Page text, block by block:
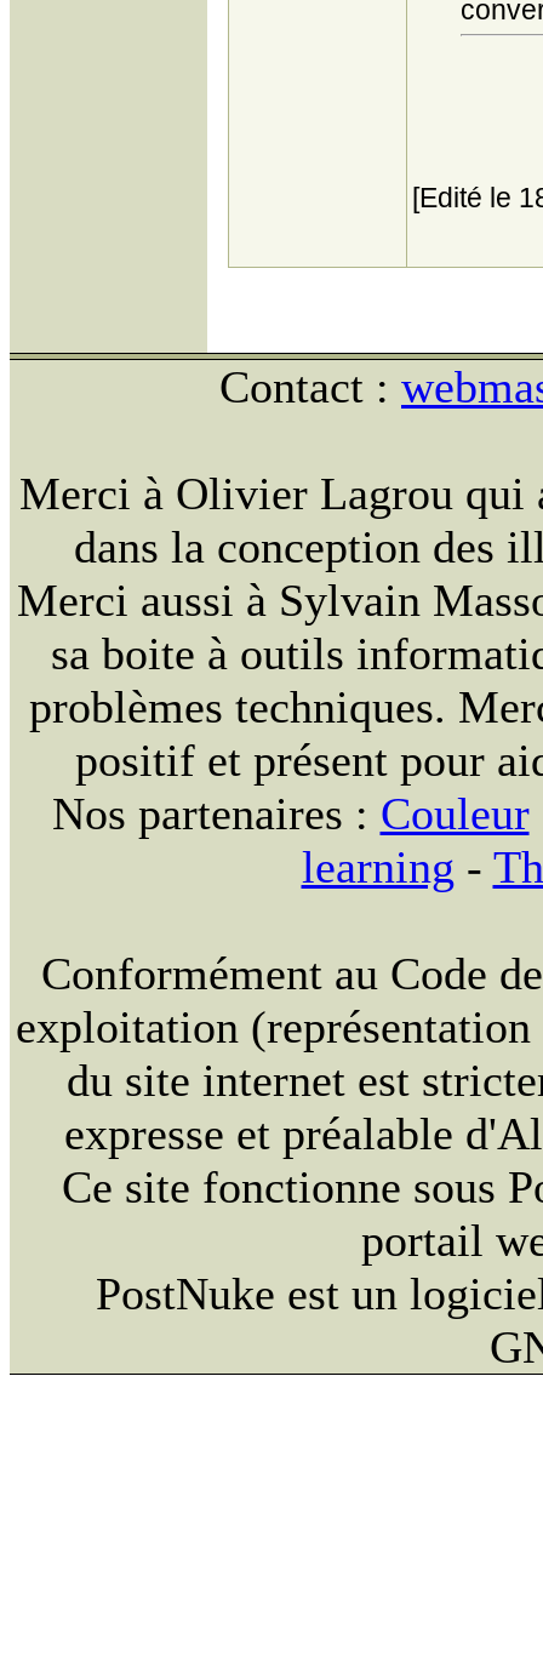
[Edité le
Contact :
Merci à Olivier Lagrou qui
dans la conception des
Merci aussi à Sylvain
sa boite à outils
problèmes techniques.
positif et présent pour
Nos partenaires : Couleur
learning -
Conformément au Code
exploitation
du site internet est
expresse et préalable
Ce site fonctionne sous
portail
PostNuke est un